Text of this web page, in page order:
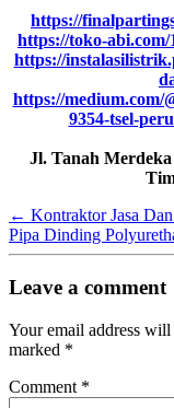
https://
https://toko-
https://
https://medium.com/
9354-tsel-
Jl. Tanah
← Kontraktor Jasa
Pipa Dinding
Leave a comment
Your email address
marked *
Comment *